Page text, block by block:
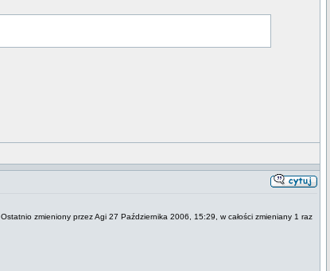
Ostatnio zmieniony przez Agi 27 Października 2006, 15:29, w całości zmieniany 1 raz